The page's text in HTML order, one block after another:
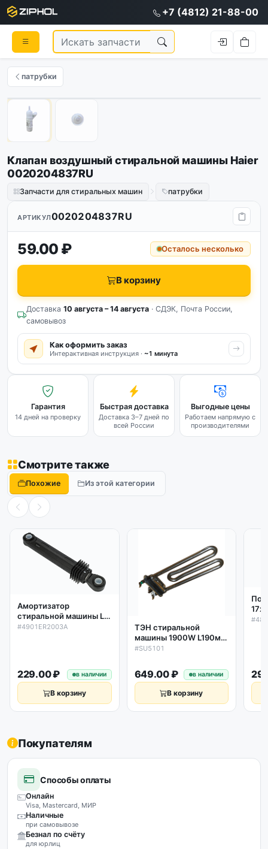
+7 (4812) 21-88-00
патрубки
Оригинал
Клапан воздушный стиральной машины Haier
0020204837RU
Запчасти для стиральных машин патрубки
АРТИКУЛ0020204837RU
59.00 ₽ Осталось несколько
В корзину
Доставка 10 августа – 14 августа · СДЭК, Почта России,
самовывоз
Как оформить заказ
Интерактивная инструкция · ~1 минута
Гарантия
14 дней на проверку
Быстрая доставка
Доставка 3–7 дней по
всей России
Выгодные цены
Работаем напрямую с
производителями
Смотрите также
Похожие Из этой категории
Амортизатор
стиральной машины LG
100N L190-280мм,
#4901ER2003A
229.00 ₽ в наличии
В корзину
ТЭН стиральной
машины 1900W L190мм
прямой с датчиком
Bosch HK1911627
#SU5101
649.00 ₽ в наличии
В корзину
Покупателям
Способы оплаты
Онлайн
Visa, Mastercard, МИР
Наличные
при самовывозе
Безнал по счёту
для юрлиц